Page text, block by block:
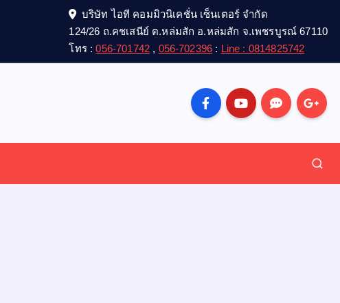
บริษัท ไอที คอมมิวนิเคชั่น เซ็นเตอร์ จำกัด
124/26 ถ.คชเสนีย์ ต.หล่มสัก อ.หล่มสัก จ.เพชรบูรณ์ 67110
โทร :056-701742 , 056-702396 : Line : 0814825742